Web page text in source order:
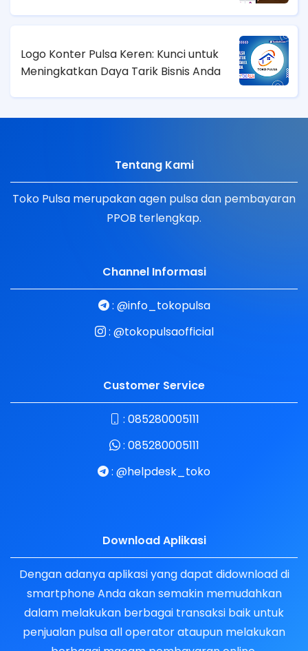
Logo Konter Pulsa Keren: Kunci untuk
Meningkatkan Daya Tarik Bisnis Anda
Tentang Kami
Toko Pulsa merupakan agen pulsa dan pembayaran
PPOB terlengkap.
Channel Informasi
: @info_tokopulsa
: @tokopulsaofficial
Customer Service
: 085280005111
: 085280005111
: @helpdesk_toko
Download Aplikasi
Dengan adanya aplikasi yang dapat didownload di
smartphone Anda akan semakin memudahkan
dalam melakukan berbagai transaksi baik untuk
penjualan pulsa all operator ataupun melakukan